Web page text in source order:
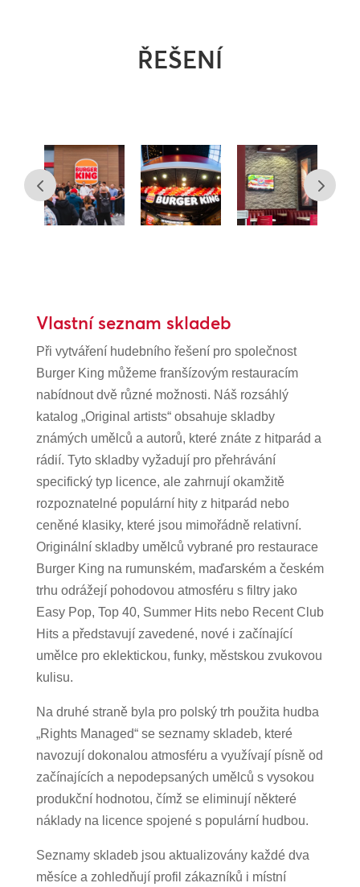
ŘEŠENÍ
Vlastní seznam skladeb
Při vytváření hudebního řešení pro společnost
Burger King můžeme franšízovým restauracím
nabídnout dvě různé možnosti. Náš rozsáhlý
katalog „Original artists“ obsahuje skladby
známých umělců a autorů, které znáte z hitparád a
rádií. Tyto skladby vyžadují pro přehrávání
specifický typ licence, ale zahrnují okamžitě
rozpoznatelné populární hity z hitparád nebo
ceněné klasiky, které jsou mimořádně relativní.
Originální skladby umělců vybrané pro restaurace
Burger King na rumunském, maďarském a českém
trhu odrážejí pohodovou atmosféru s filtry jako
Easy Pop, Top 40, Summer Hits nebo Recent Club
Hits a představují zavedené, nové i začínající
umělce pro eklektickou, funky, městskou zvukovou
kulisu.
Na druhé straně byla pro polský trh použita hudba
„Rights Managed“ se seznamy skladeb, které
navozují dokonalou atmosféru a využívají písně od
začínajících a nepodepsaných umělců s vysokou
produkční hodnotou, čímž se eliminují některé
náklady na licence spojené s populární hudbou.
Seznamy skladeb jsou aktualizovány každé dva
měsíce a zohledňují profil zákazníků i místní